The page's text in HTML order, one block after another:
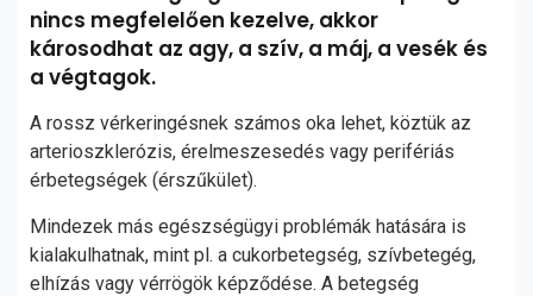
nincs megfelelően kezelve, akkor
károsodhat az agy, a szív, a máj, a vesék és
a végtagok.
A rossz vérkeringésnek számos oka lehet, köztük az
arterioszklerózis, érelmeszesedés vagy perifériás
érbetegségek (érszűkület).
Mindezek más egészségügyi problémák hatására is
kialakulhatnak, mint pl. a cukorbetegség, szívbetegég,
elhízás vagy vérrögök képződése. A betegség